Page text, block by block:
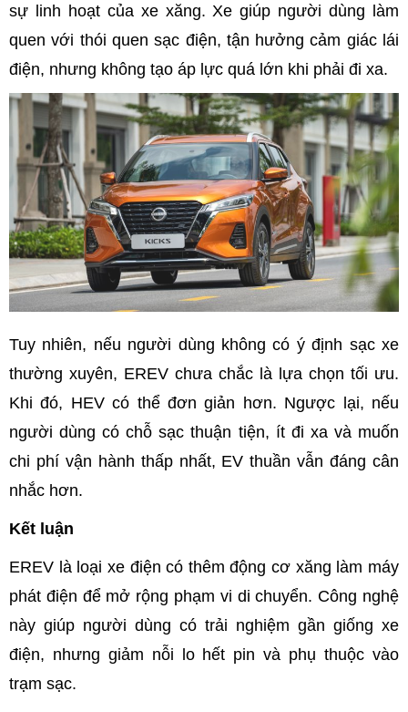
sự linh hoạt của xe xăng. Xe giúp người dùng làm
quen với thói quen sạc điện, tận hưởng cảm giác lái
điện, nhưng không tạo áp lực quá lớn khi phải đi xa.
Tuy nhiên, nếu người dùng không có ý định sạc xe
thường xuyên, EREV chưa chắc là lựa chọn tối ưu.
Khi đó, HEV có thể đơn giản hơn. Ngược lại, nếu
người dùng có chỗ sạc thuận tiện, ít đi xa và muốn
chi phí vận hành thấp nhất, EV thuần vẫn đáng cân
nhắc hơn.
Kết luận
EREV là loại xe điện có thêm động cơ xăng làm máy
phát điện để mở rộng phạm vi di chuyển. Công nghệ
này giúp người dùng có trải nghiệm gần giống xe
điện, nhưng giảm nỗi lo hết pin và phụ thuộc vào
trạm sạc.